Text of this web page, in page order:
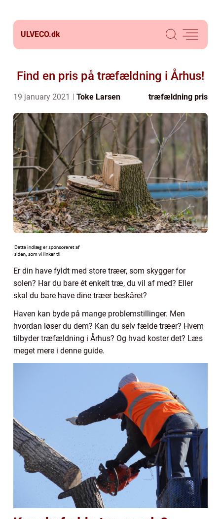
ULVECO.dk
Find en pris på træfældning i Århus!
19 january 2021 Toke Larsen træfældning pris
Er din have fyldt med store træer, som skygger for
solen? Har du bare ét enkelt træ, du vil af med? Eller
skal du bare have dine træer beskåret?
Haven kan byde på mange problemstillinger. Men
hvordan løser du dem? Kan du selv fælde træer? Hvem
tilbyder træfældning i Århus? Og hvad koster det? Læs
meget mere i denne guide.